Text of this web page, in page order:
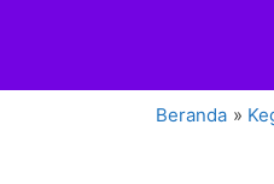
Beranda